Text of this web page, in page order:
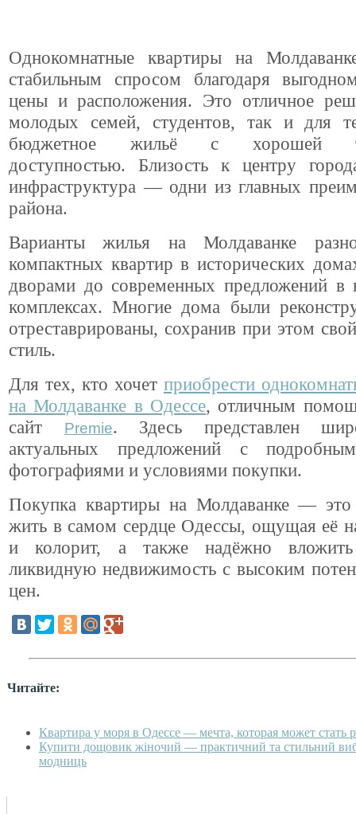
Однокомнатные квартиры на
стабильным спросом благодаря
цены и расположения. Это отличное
молодых семей, студентов, так и для
бюджетное жильё с хорошей
доступностью. Близость к центру
инфраструктура — одни из главных
района.
Варианты жилья на Молдаванке
компактных квартир в исторических
дворами до современных предложений
комплексах. Многие дома были
отреставрированы, сохранив при этом
стиль.
Для тех, кто хочет приобрести
на Молдаванке в Одессе, отличным
сайт
Premie. Здесь представлен
актуальных предложений с
фотографиями и условиями покупки.
Покупка квартиры на Молдаванке — это
жить в самом сердце Одессы, ощущая её
и колорит, а также надёжно
ликвидную недвижимость с высоким
цен.
Читайте:
Квартира у моря в Одессе — мечта, которая может стать
Купити дощовик жіночий — практичний та стильний
модниць